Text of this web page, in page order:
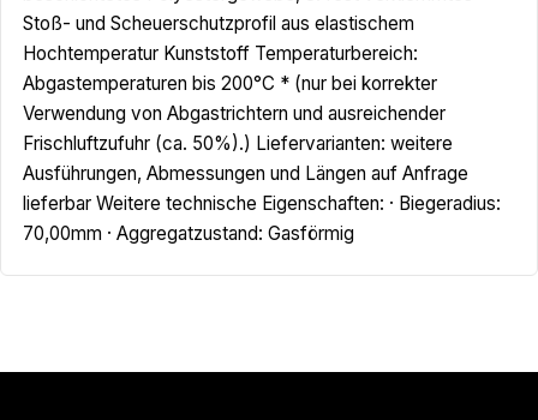
Stoß- und Scheuerschutzprofil aus elastischem
Hochtemperatur Kunststoff Temperaturbereich:
Abgastemperaturen bis 200°C * (nur bei korrekter
Verwendung von Abgastrichtern und ausreichender
Frischluftzufuhr (ca. 50%).) Liefervarianten: weitere
Ausführungen, Abmessungen und Längen auf Anfrage
lieferbar Weitere technische Eigenschaften: · Biegeradius:
70,00mm · Aggregatzustand: Gasförmig